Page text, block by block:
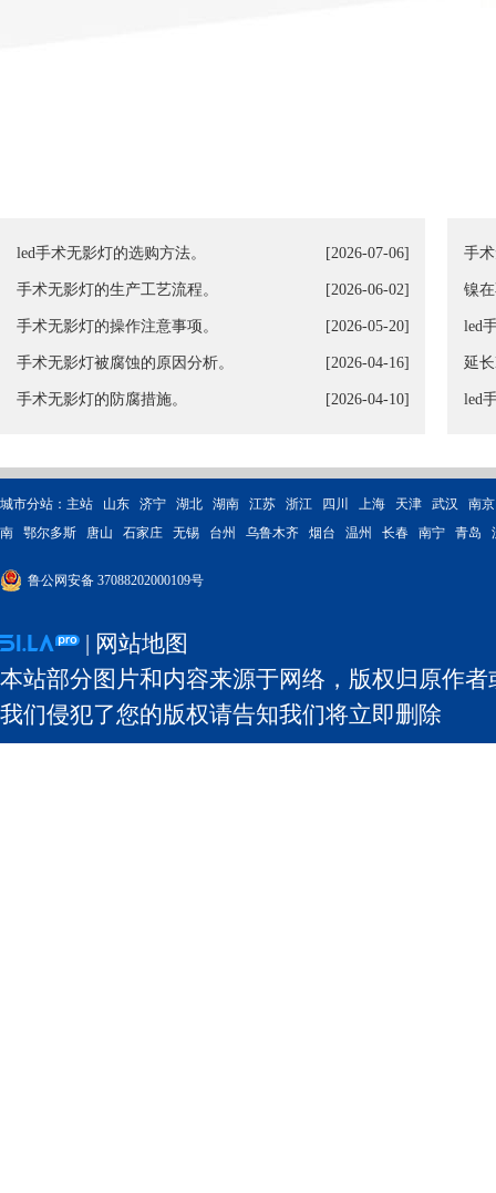
led手术无影灯的选购方法。 [2026-07-06]
手术无影灯的生产工艺流程。 [2026-06-02]
手术无影灯的操作注意事项。 [2026-05-20]
手术无影灯被腐蚀的原因分析。 [2026-04-16]
手术无影灯的防腐措施。 [2026-04-10]
手
镍
led
延
led
城市分站： 主站 山东 济宁 湖北 湖南 江苏 浙江 四川 上海 天津 武汉
南京
南
鄂尔多斯 唐山 石家庄 无锡 台州 乌鲁木齐 烟台 温州 长春 南宁 青岛
鲁公网安备 37088202000109号
| 网站地图
本站部分图片和内容来源于网络，版权归原作
我们侵犯了您的版权请告知我们将立即删除